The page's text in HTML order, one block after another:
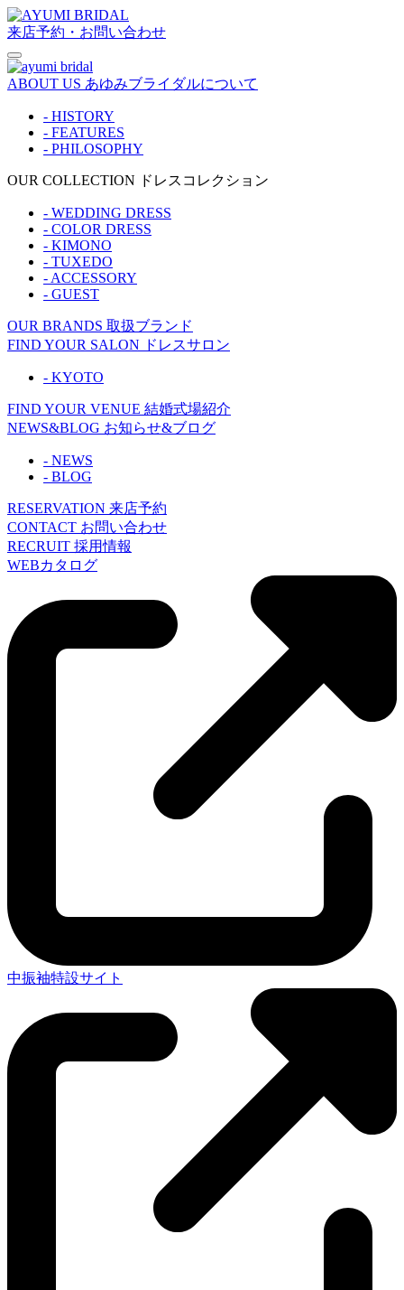
来店予約・お問い合わせ
ABOUT US あゆみブライダルについて
- HISTORY
- FEATURES
- PHILOSOPHY
OUR COLLECTION ドレスコレクション
- WEDDING DRESS
- COLOR DRESS
- KIMONO
- TUXEDO
- ACCESSORY
- GUEST
OUR BRANDS 取扱ブランド
FIND YOUR SALON ドレスサロン
- KYOTO
FIND YOUR VENUE 結婚式場紹介
NEWS&BLOG お知らせ&ブログ
- NEWS
- BLOG
RESERVATION 来店予約
CONTACT お問い合わせ
RECRUIT 採用情報
WEBカタログ
中振袖特設サイト